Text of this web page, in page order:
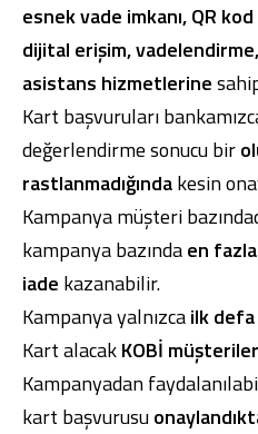
esnek vade imkanı, QR
dijital erişim,
asistans hizmetlerine
Kart başvuruları
değerlendirme sonucu bir
rastlanmadığındakesin
Kampanya müşteri
kampanya bazındaen
iade kazanabilir.
Kampanya yalnızcailk defa
Kart alacakKOBİ
Kampanyadan
kart başvurusu